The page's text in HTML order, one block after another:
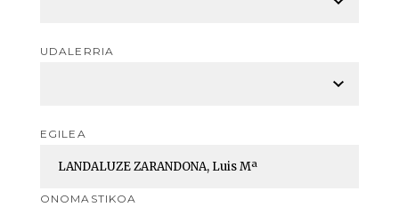
UDALERRIA
EGILEA
ONOMASTIKOA